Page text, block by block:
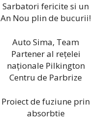
Sarbatori fericite si un
An Nou plin de bucurii!
Auto Sima, Team
Partener al rețelei
naționale Pilkington
Centru de Parbrize
Proiect de fuziune prin
absorbtie